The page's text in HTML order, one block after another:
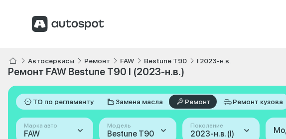
Автосервисы Ремонт FAW Bestune T90 I 2023-н.в.
Ремонт FAW Bestune T90 I (2023-н.в.)
ТО по регламенту Замена масла Ремонт Ремонт кузова
Марка авто
FAW
Модель
Bestune T90
Поколение
2023-н.в. (I)